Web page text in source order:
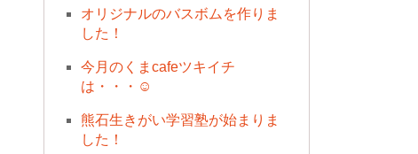
オリジナルのバスボムを作りま
した！
今月のくまcafeツキイチ
は・・・☺
熊石生きがい学習塾が始まりま
した！